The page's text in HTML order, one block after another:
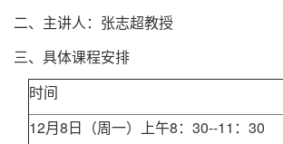
二、主讲人：张志超教授
三、具体课程安排
时间
12月8日（周一）上午8：30--11：30